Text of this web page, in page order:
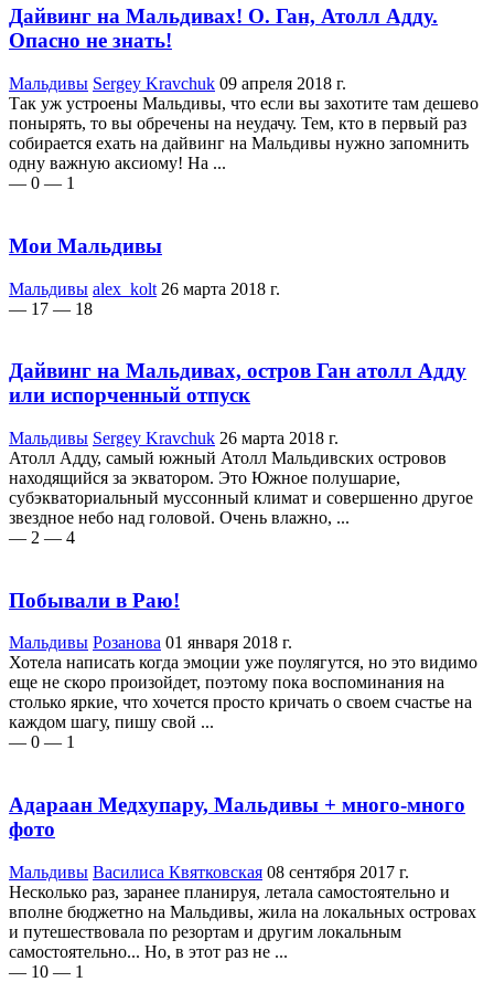
Дайвинг на Мальдивах! О. Ган, Атолл Адду.
Опасно не знать!
Мальдивы Sergey Kravchuk 09 апреля 2018 г.
Так уж устроены Мальдивы, что если вы захотите там дешево
понырять, то вы обречены на неудачу. Тем, кто в первый раз
собирается ехать на дайвинг на Мальдивы нужно запомнить
одну важную аксиому! На ...
— 0 — 1
Мои Мальдивы
Мальдивы alex_kolt 26 марта 2018 г.
— 17 — 18
Дайвинг на Мальдивах, остров Ган атолл Адду
или испорченный отпуск
Мальдивы Sergey Kravchuk 26 марта 2018 г.
Атолл Адду, самый южный Атолл Мальдивских островов
находящийся за экватором. Это Южное полушарие,
субэкваториальный муссонный климат и совершенно другое
звездное небо над головой. Очень влажно, ...
— 2 — 4
Побывали в Раю!
Мальдивы Розанова 01 января 2018 г.
Хотела написать когда эмоции уже поулягутся, но это видимо
еще не скоро произойдет, поэтому пока воспоминания на
столько яркие, что хочется просто кричать о своем счастье на
каждом шагу, пишу свой ...
— 0 — 1
Адараан Медхупару, Мальдивы + много-много
фото
Мальдивы Василиса Квятковская 08 сентября 2017 г.
Несколько раз, заранее планируя, летала самостоятельно и
вполне бюджетно на Мальдивы, жила на локальных островах
и путешествовала по резортам и другим локальным
самостоятельно... Но, в этот раз не ...
— 10 — 1